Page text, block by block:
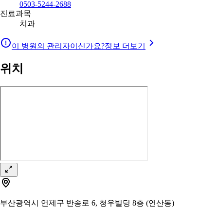
0503-5244-2688
진료과목
치과
이 병원의 관리자이신가요?정보 더보기
위치
부산광역시 연제구 반송로 6, 청우빌딩 8층 (연산동)